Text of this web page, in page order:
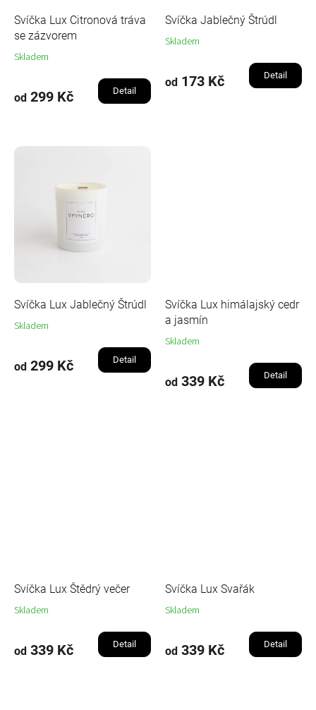
t
ů
Svíčka Lux Citronová tráva
se zázvorem
Skladem
od 299 Kč Detail
Svíčka Jablečný Štrúdl
Skladem
od 173 Kč Detail
Svíčka Lux Jablečný Štrúdl
Skladem
od 299 Kč Detail
Svíčka Lux himálajský cedr
a jasmín
Skladem
od 339 Kč Detail
Svíčka Lux Štědrý večer
Skladem
od 339 Kč Detail
Svíčka Lux Svařák
Skladem
od 339 Kč Detail